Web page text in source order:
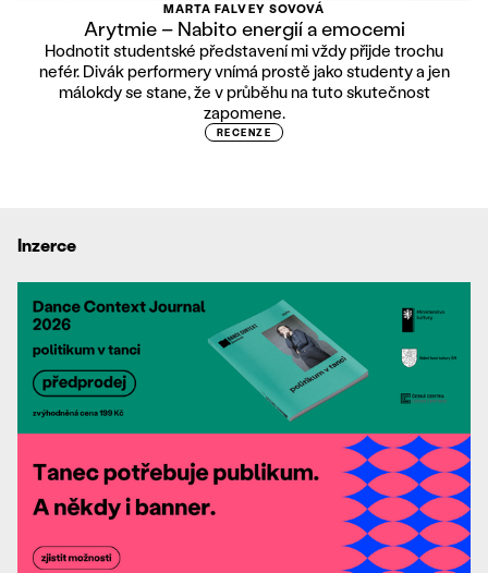
MARTA FALVEY SOVOVÁ
Arytmie – Nabito energií a emocemi
Hodnotit studentské představení mi vždy přijde trochu
nefér. Divák performery vnímá prostě jako studenty a jen
málokdy se stane, že v průběhu na tuto skutečnost
zapomene.
RECENZE
Inzerce